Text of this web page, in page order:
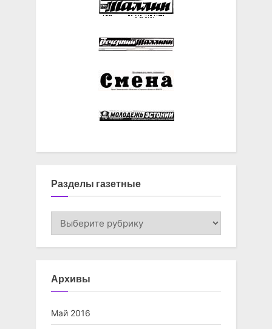
Разделы газетные
Разделы
Архивы
Май 2016